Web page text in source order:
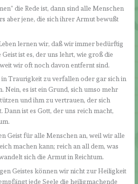
die Rede ist, dann sind alle Menschen
aber jene, die sich ihrer Armut bewußt
lernen wir, daß wir immer bedürftig
ist es, der uns lehrt, wie groß die
wir oft noch davon entfernt sind.
in Traurigkeit zu verfallen oder gar sich in
Nein, es ist ein Grund, sich umso mehr
und ihm zu vertrauen, der sich
ist es Gott, der uns reich macht,
Geist für alle Menschen an, weil wir alle
machen kann; reich an all dem, was
sich die Armut in Reichtum.
Geistes können wir nicht zur Heiligkeit
jede Seele die heiligmachende